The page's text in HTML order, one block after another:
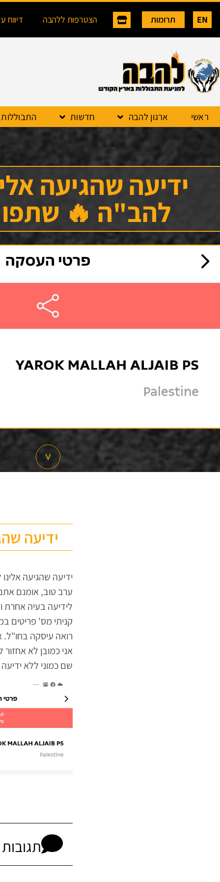
EN תרומות הצטרפות ללהבה דיווח
ראשי ארגון להבה חדשות התבוללות
ידיעה שהגיעה
להב"ה 🔥 שתפו
ידיעה
ידיעה שהגיעה
ערב טוב, אומנם
לידיעה בעיה אחרת
קניתי מס' פריטים
רואה עיסקה בחו"ל.
אני כמובן לא
שם כמוני ללא
תגובות